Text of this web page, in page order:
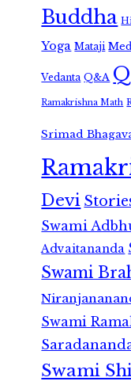
Buddha
Yoga Mataji
Vedanta Q&A
Ramakrishna Math
Srimad
Devi
Swami
Advaitananda
Swami
Swami
Swami